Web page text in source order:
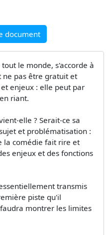
document
le monde, s'accorde à
ne pas être gratuit et
enjeux : elle peut par
riant.
elle ? Serait-ce sa
et problématisation :
la comédie fait rire et
enjeux et des fonctions
transmis
piste qu'il
montrer les limites